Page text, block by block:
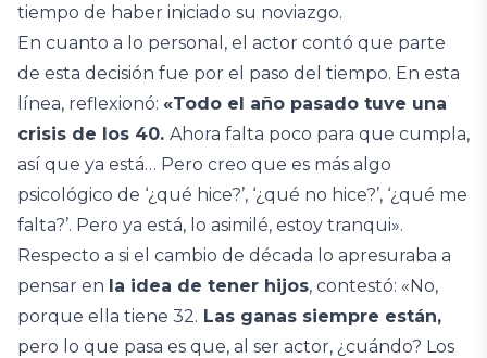
tiempo de haber iniciado su noviazgo.
En cuanto a lo personal, el actor contó que parte
de esta decisión fue por el paso del tiempo. En esta
línea, reflexionó: «Todo el año pasado tuve una
crisis de los 40. Ahora falta poco para que cumpla,
así que ya está… Pero creo que es más algo
psicológico de ‘¿qué hice?’, ‘¿qué no hice?’, ‘¿qué me
falta?’. Pero ya está, lo asimilé, estoy tranqui».
Respecto a si el cambio de década lo apresuraba a
pensar en la idea de tener hijos, contestó: «No,
porque ella tiene 32. Las ganas siempre están,
pero lo que pasa es que, al ser actor, ¿cuándo? Los